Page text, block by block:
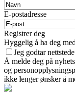
E-postadresse
Registrer deg
Hyggelig å ha deg
Jeg godtar
Å melde deg på
og
ikke lenger ønsker å